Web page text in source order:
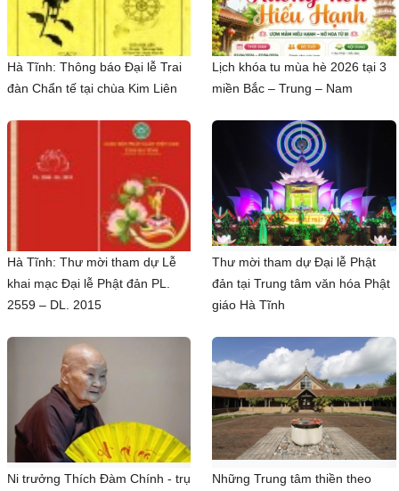
Hà Tĩnh: Thông báo Đại lễ Trai
đàn Chẩn tế tại chùa Kim Liên
Lịch khóa tu mùa hè 2026 tại 3
miền Bắc – Trung – Nam
Hà Tĩnh: Thư mời tham dự Lễ
khai mạc Đại lễ Phật đản PL.
2559 – DL. 2015
Thư mời tham dự Đại lễ Phật
đản tại Trung tâm văn hóa Phật
giáo Hà Tĩnh
Ni trưởng Thích Đàm Chính - trụ
Những Trung tâm thiền theo